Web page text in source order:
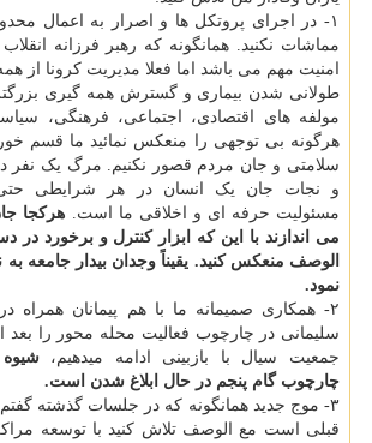
۱- در اجرای پروتکل ­ها و اصرار به اعمال
مماشات نکنید. همانگونه که رهبر فرزانه
امنیت مهم می باشد اما فعلا مدیریت کرونا از
طولانی شدن بیماری و گسترش همه­ گیری
مولفه­ های اقتصادی، اجتماعی، فرهنگی،
هرگونه بی­ توجهی را منعکس نمائید ما قسم
سلامتی و جان مردم قصور نکنیم. مرگ یک نفر
و نجات جان یک انسان در هر شرایطی
مسئولیت حرفه ای و اخلاقی ما است. هرکجا
می­ اندازند با این که ابزار کنترل و برخورد
الوصف منعکس کنید. یقیناً وجدان بیدار جامعه
نمود.
۲- همکاری صمیمانه ما با هم پیمانان
سلیمانی در چارچوب فعالیت محله محور را بعد
جمعیت سیال با بازبینی ادامه می­دهیم،
چارچوب گام پنجم در حال ابلاغ شدن است.
۳- موج جدید همانگونه که در جلسات گذشته